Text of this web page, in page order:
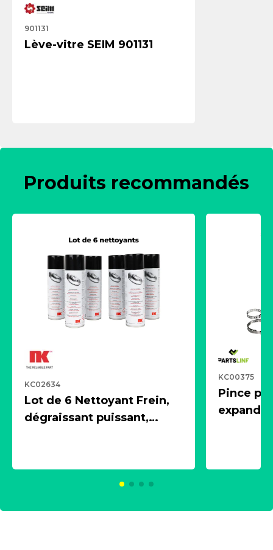
901131
Lève-vitre SEIM 901131
Produits recommandés
KC02634
Lot de 6 Nettoyant Frein,
dégraissant puissant,
KC00375
Pince